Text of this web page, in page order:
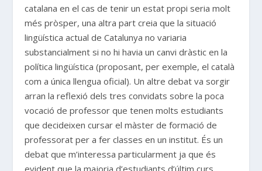
catalana en el cas de tenir un estat propi seria molt
més pròsper, una altra part creia que la situació
lingüística actual de Catalunya no variaria
substancialment si no hi havia un canvi dràstic en la
política lingüística (proposant, per exemple, el català
com a única llengua oficial). Un altre debat va sorgir
arran la reflexió dels tres convidats sobre la poca
vocació de professor que tenen molts estudiants
que decideixen cursar el màster de formació de
professorat per a fer classes en un institut. És un
debat que m’interessa particularment ja que és
evident que la majoria d’estudiants d’últim curs